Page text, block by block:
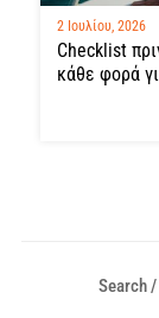
2 Ιουλίου, 2026
Checklist
κάθε φορά